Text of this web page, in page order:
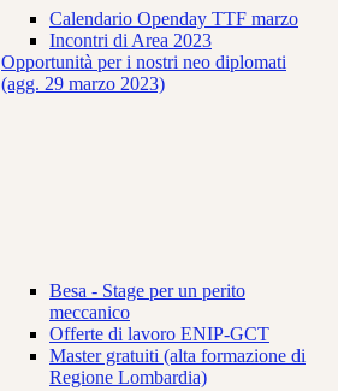
Calendario Openday TTF marzo
Incontri di Area 2023
Opportunità per i nostri neo diplomati
(agg. 29 marzo 2023)
Besa - Stage per un perito
meccanico
Offerte di lavoro ENIP-GCT
Master gratuiti (alta formazione di
Regione Lombardia)